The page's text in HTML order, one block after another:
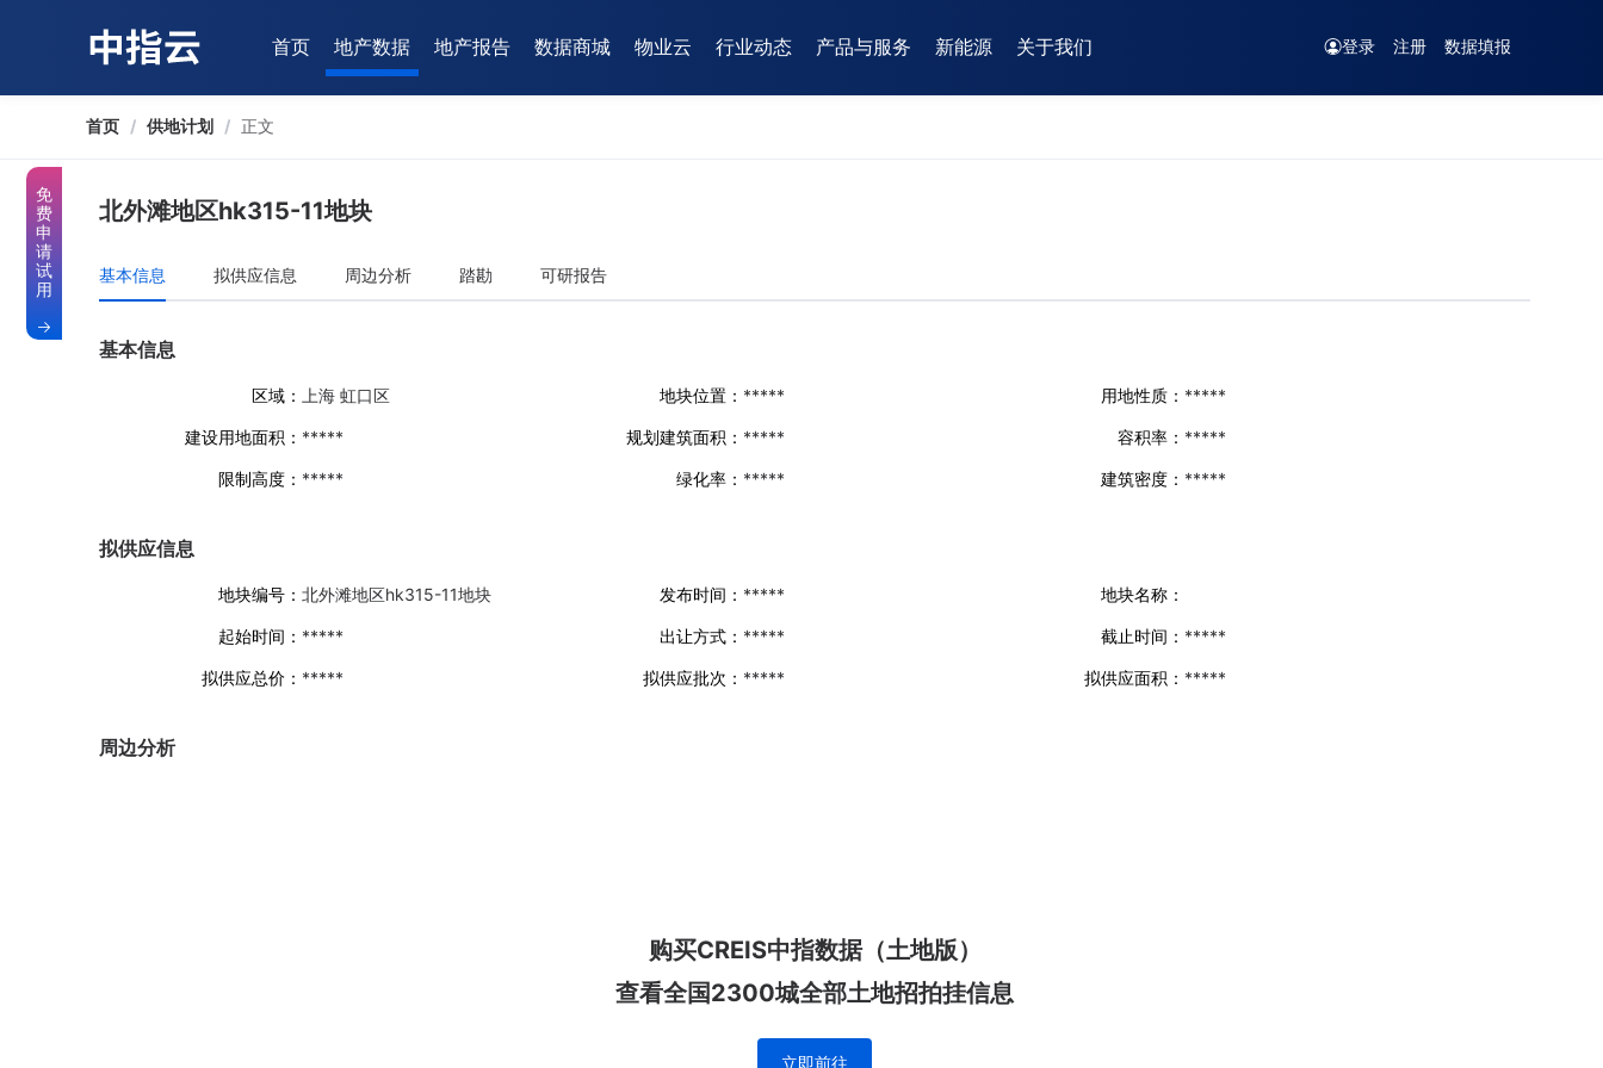
首页 地产数据 地产报告 数据商城 物业云 行业动态 产品与服务 新能源 关于我们 登录 注册 数据填报
首页 / 供地计划 / 正文
北外滩地区hk315-11地块
基本信息 拟供应信息 周边分析 踏勘 可研报告
免
费
申
请
试
用
基本信息
区域： 上海 虹口区 地块位置： ***** 用地性质： *****
建设用地面积： ***** 规划建筑面积： ***** 容积率： *****
限制高度： ***** 绿化率： ***** 建筑密度： *****
拟供应信息
地块编号： 北外滩地区hk315-11地块 发布时间： ***** 地块名称：
起始时间： ***** 出让方式： ***** 截止时间： *****
拟供应总价： ***** 拟供应批次： ***** 拟供应面积： *****
周边分析
购买CREIS中指数据（土地版）
查看全国2300城全部土地招拍挂信息
立即前往